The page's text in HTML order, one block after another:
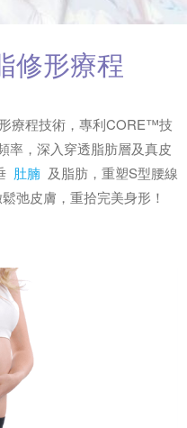
修形療程
療程技術，專利CORE™技
率，深入穿透脂肪層及真皮
肚腩 及脂肪，重塑S型腰線
弛皮膚，重拾完美身形！